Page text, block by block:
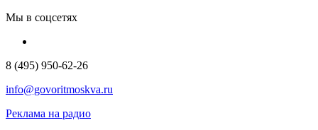
Мы в соцсетях
8 (495) 950-62-26
info@govoritmoskva.ru
Реклама на радио